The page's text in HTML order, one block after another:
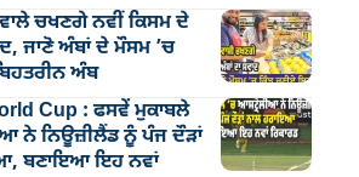
ਚਖਣਗੇ ਨਵੀਂ ਕਿਸਮ ਦੇ
ਜਾਣੋ ਅੰਬਾਂ ਦੇ ਮੌਸਮ ’ਚ
ਅੰਬ
Cup : ਫਸਵੇਂ ਮੁਕਾਬਲੇ
ਨੇ ਨਿਊਜ਼ੀਲੈਂਡ ਨੂੰ ਪੰਜ ਦੌੜਾਂ
ਬਣਾਇਆ ਇਹ ਨਵਾਂ